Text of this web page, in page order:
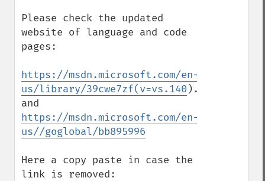
Please check the updated
website of language and code
pages:
https://msdn.microsoft.com/en-
us/library/39cwe7zf(v=vs.140 ).aspx
https://msdn.microsoft.com/en-
us//goglobal/bb895996
Here a copy paste in case the
link is removed: